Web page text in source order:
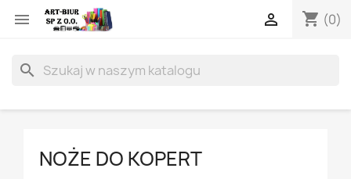
 shopping_cart (0)

search
NOŻE DO KOPERT